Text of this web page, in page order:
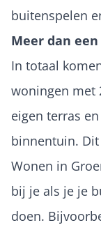
buitenspelen
Meer dan
In totaal
woningen met
eigen terras
binnentuin.
Wonen in
bij je als je je
doen.